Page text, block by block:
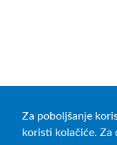
Za poboljšanje
koristi kolačiće. Za